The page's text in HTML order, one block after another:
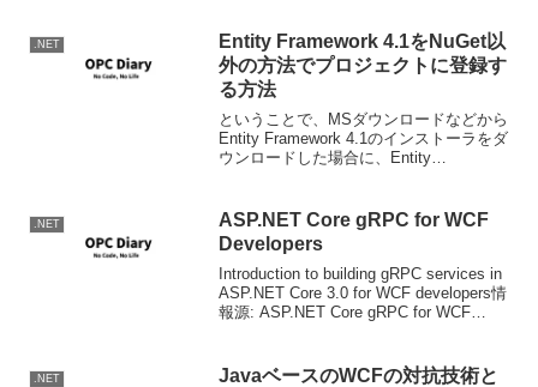
までこうなん...
.NET
Entity Framework 4.1をNuGet以
外の方法でプロジェクトに登録す
る方法
ということで、MSダウンロードなどから
Entity Framework 4.1のインストーラをダ
ウンロードした場合に、Entity
でどおりの参照の追...
.NET
ASP.NET Core gRPC for WCF
Developers
Introduction to building gRPC services in
ASP.NET Core 3.0 for WCF developers情
報源: ASP.NET Core gRPC for WCF
.NET
JavaベースのWCFの対抗技術と